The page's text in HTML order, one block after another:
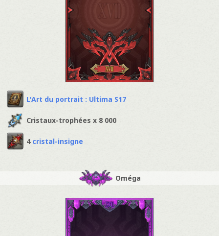
L'Art du portrait : Ultima S17
Cristaux-trophées x 8 000
4 cristal-insigne
Oméga